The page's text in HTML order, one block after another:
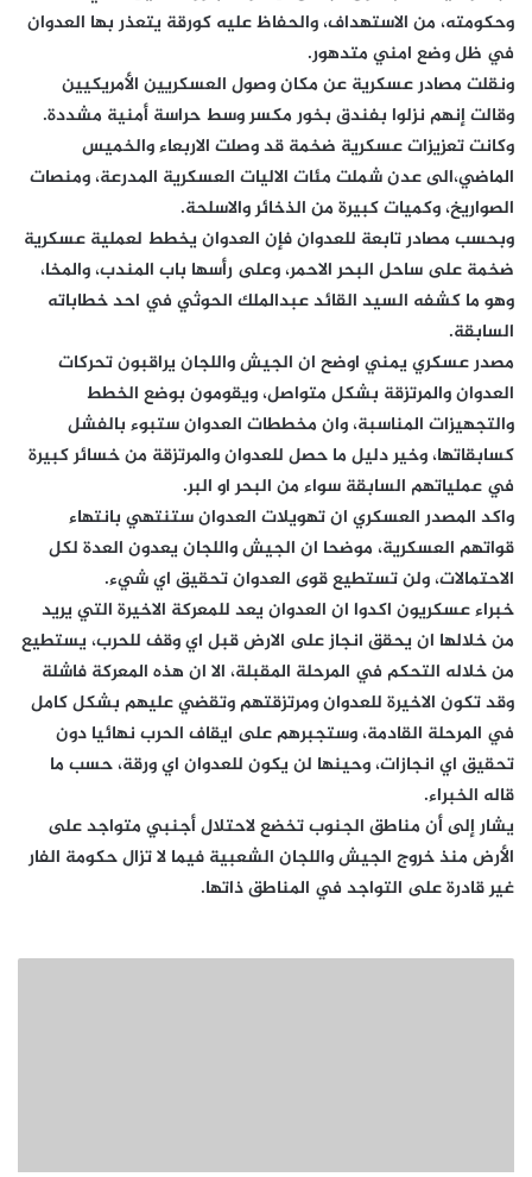
وحكومته، من الاستهداف، والحفاظ عليه كورقة يتعذر بها العدوان
في ظل وضع امني متدهور.
ونقلت مصادر عسكرية عن مكان وصول العسكريين الأمريكيين
وقالت إنهم نزلوا بفندق بخور مكسر وسط حراسة أمنية مشددة.
وكانت تعزيزات عسكرية ضخمة قد وصلت الاربعاء والخميس
الماضي،الى عدن شملت مئات الاليات العسكرية المدرعة، ومنصات
الصواريخ، وكميات كبيرة من الذخائر والاسلحة.
وبحسب مصادر تابعة للعدوان فإن العدوان يخطط لعملية عسكرية
ضخمة على ساحل البحر الاحمر، وعلى رأسها باب المندب، والمخا،
وهو ما كشفه السيد القائد عبدالملك الحوثي في احد خطاباته
السابقة.
مصدر عسكري يمني اوضح ان الجيش واللجان يراقبون تحركات
العدوان والمرتزقة بشكل متواصل، ويقومون بوضع الخطط
والتجهيزات المناسبة، وان مخططات العدوان ستبوء بالفشل
كسابقاتها، وخير دليل ما حصل للعدوان والمرتزقة من خسائر كبيرة
في عملياتهم السابقة سواء من البحر او البر.
واكد المصدر العسكري ان تهويلات العدوان ستنتهي بانتهاء
قواتهم العسكرية، موضحا ان الجيش واللجان يعدون العدة لكل
الاحتمالات، ولن تستطيع قوى العدوان تحقيق اي شيء.
خبراء عسكريون اكدوا ان العدوان يعد للمعركة الاخيرة التي يريد
من خلالها ان يحقق انجاز على الارض قبل اي وقف للحرب، يستطيع
من خلاله التحكم في المرحلة المقبلة، الا ان هذه المعركة فاشلة
وقد تكون الاخيرة للعدوان ومرتزقتهم وتقضي عليهم بشكل كامل
في المرحلة القادمة، وستجبرهم على ايقاف الحرب نهائيا دون
تحقيق اي انجازات، وحينها لن يكون للعدوان اي ورقة، حسب ما
قاله الخبراء.
يشار إلى أن مناطق الجنوب تخضع لاحتلال أجنبي متواجد على
الأرض منذ خروج الجيش واللجان الشعبية فيما لا تزال حكومة الفار
غير قادرة على التواجد في المناطق ذاتها.